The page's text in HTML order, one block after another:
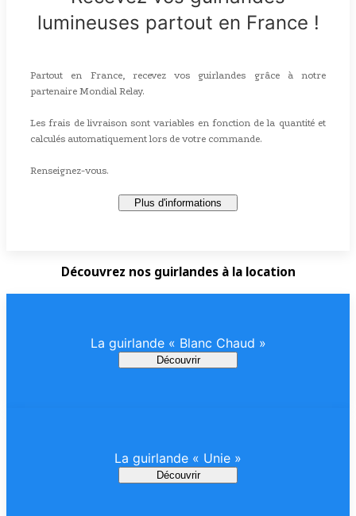
lumineuses partout en France !
Partout en France, recevez vos guirlandes grâce à notre
partenaire Mondial Relay.
Les frais de livraison sont variables en fonction de la quantité et
calculés automatiquement lors de votre commande.
Renseignez-vous.
Plus d'informations
Découvrez nos guirlandes à la location
La guirlande « Blanc Chaud »
Découvrir
La guirlande « Unie »
Découvrir